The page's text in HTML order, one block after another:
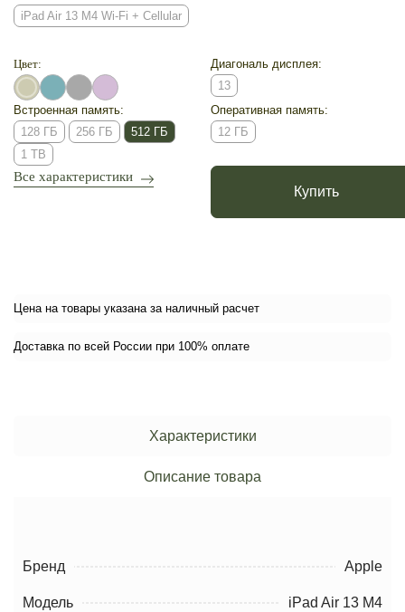
iPad Air 13 M4 Wi-Fi + Cellular
Цвет:
Диагональ дисплея:
13
Встроенная память:
128 ГБ
256 ГБ
512 ГБ
1 TB
Оперативная память:
12 ГБ
Все характеристики
Купить
Цена на товары указана за наличный расчет
Доставка по всей России при 100% оплате
Характеристики
Описание товара
Бренд Apple
Модель iPad Air 13 M4